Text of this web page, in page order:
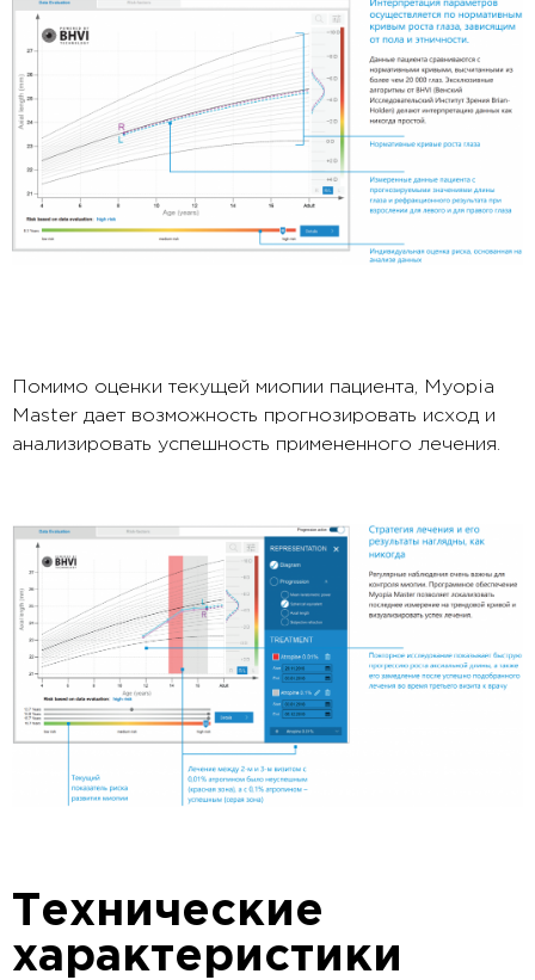
Помимо оценки текущей миопии пациента, Myopia
Master дает возможность прогнозировать исход и
анализировать успешность примененного лечения.
Технические
характеристики